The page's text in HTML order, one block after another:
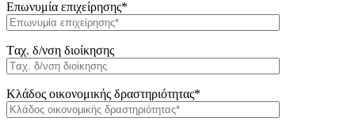
Επωνυμία επιχείρησης*
Tαχ. δ/νση διοίκησης
Κλάδος οικονομικής δραστηριότητας*